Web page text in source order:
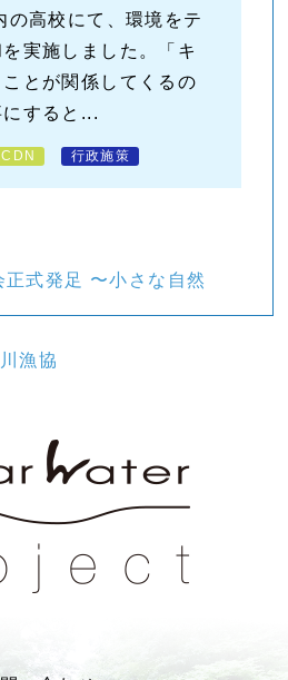
の高校にて、環境をテ
実施しました。「キ
とが関係してくるの
すると...
行政施策
正式発足 〜小さな自然
漁協